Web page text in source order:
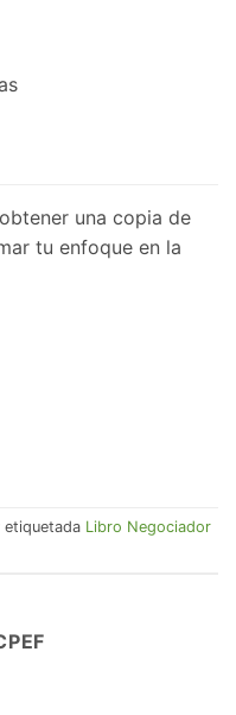
una copia de
tu enfoque en la
etiquetada Libro Negociador